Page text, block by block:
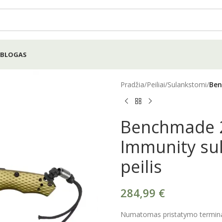
BLOGAS
Pradžia/Peiliai/Sulankstomi/
Benchmade
Immunity
peilis
284,99 €
Numatomas pristatymo